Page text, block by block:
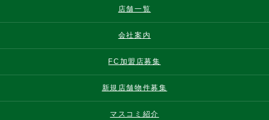
店舗一覧
会社案内
FC加盟店募集
新規店舗物件募集
マスコミ紹介